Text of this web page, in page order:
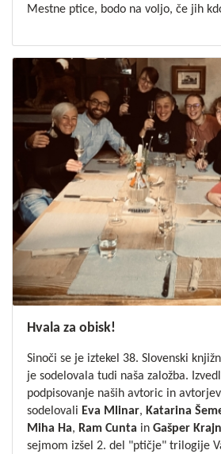
Mestne ptice, bodo na voljo, če jih
Hvala za obisk!
Sinoči se je iztekel 38. Slovenski
je sodelovala tudi naša založba.
podpisovanje naših avtoric in
sodelovali Eva Mlinar, Katarina
Miha Ha, Ram Cunta in Gašper
sejmom izšel 2. del "ptičje" trilogije